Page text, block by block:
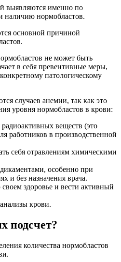
выявляются именно по
наличию нормобластов.
основной причиной
не может быть
в себя превентивные меры,
патологическому
случаев анемии, так как это
уровня нормобластов в крови:
радиоактивных веществ (это
работников в производственной
себя отравлениям химическими
особенно при
и без назначения врача.
здоровье и вести активный
крови.
подсчет?
количества нормобластов